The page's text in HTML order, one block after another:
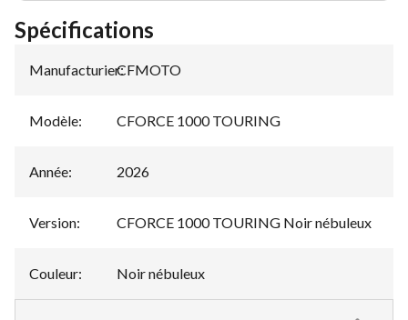
Spécifications
Manufacturier:
CFMOTO
Modèle: CFORCE 1000 TOURING
Année: 2026
Version: CFORCE 1000 TOURING Noir nébuleux
Couleur: Noir nébuleux